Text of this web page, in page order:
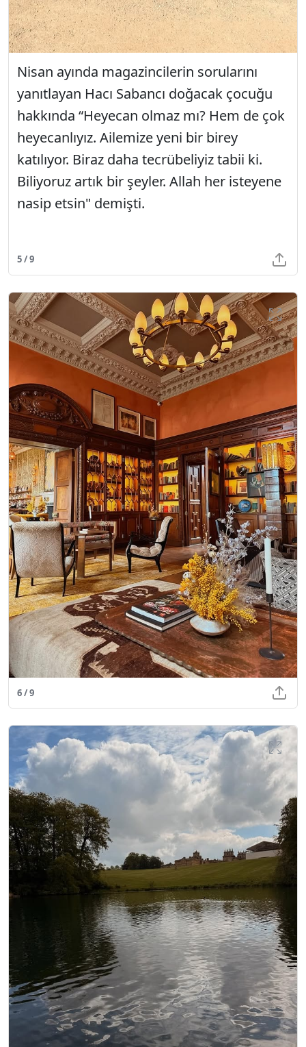
Nisan ayında magazincilerin sorularını
yanıtlayan Hacı Sabancı doğacak çocuğu
hakkında “Heyecan olmaz mı? Hem de çok
heyecanlıyız. Ailemize yeni bir birey
katılıyor. Biraz daha tecrübeliyiz tabii ki.
Biliyoruz artık bir şeyler. Allah her isteyene
nasip etsin" demişti.
5 / 9
6 / 9